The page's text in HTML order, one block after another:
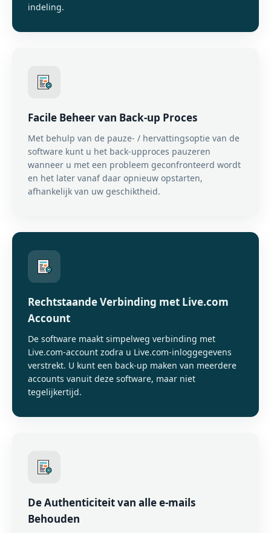
indeling.
Facile Beheer van Back-up Proces
Met behulp van de pauze- / hervattingsoptie van de
software kunt u het back-upproces pauzeren
wanneer u met een probleem geconfronteerd wordt
en het later vanaf daar opnieuw opstarten,
afhankelijk van uw geschiktheid.
Rechtstaande Verbinding met Live.com
Account
De software maakt simpelweg verbinding met
Live.com-account zodra u Live.com-inloggegevens
verstrekt. U kunt een back-up maken van meerdere
accounts vanuit deze software, maar niet
tegelijkertijd.
De Authenticiteit van alle e-mails
Behouden